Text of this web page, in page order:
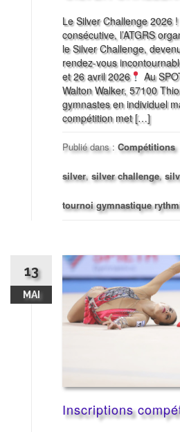
Le Silver Challenge 2026
consécutive, l’ATGRS
le Silver Challenge,
rendez-vous
et 26 avril 2026
Au
Walton Walker, 57100
gymnastes en individuel
compétition met […]
Publié dans : Compétitions
silver, silver challenge,
tournoi gymnastique
13
MAI
Inscriptions